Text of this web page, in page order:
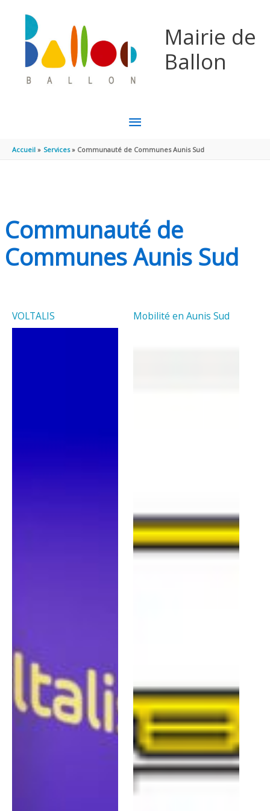
Mairie de
Ballon
MENU
PRINCIPAL
Accueil Services Communauté de Communes Aunis Sud
Communauté de
Communes Aunis Sud
VOLTALIS Mobilité en Aunis Sud